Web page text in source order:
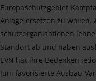
Europaschutzgebiet
Anlage ersetzen zu wollen.
schutzorganisationen
Standort ab und haben
EVN hat ihre Bedenken
Juni favorisierte Ausbau-